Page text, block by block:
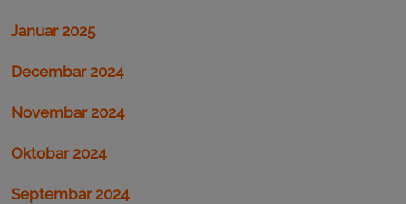
Januar 2025
Decembar 2024
Novembar 2024
Oktobar 2024
Septembar 2024